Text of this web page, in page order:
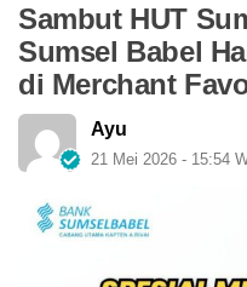
Sambut HUT
Sumsel Babel
di Merchant
Ayu
21 Mei 2026 - 15:54